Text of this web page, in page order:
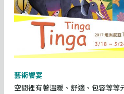
藝術饗宴
空間裡有著溫暖、舒適、包容等等